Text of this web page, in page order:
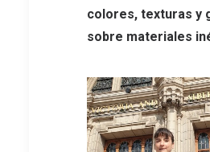
colores, texturas y
sobre materiales